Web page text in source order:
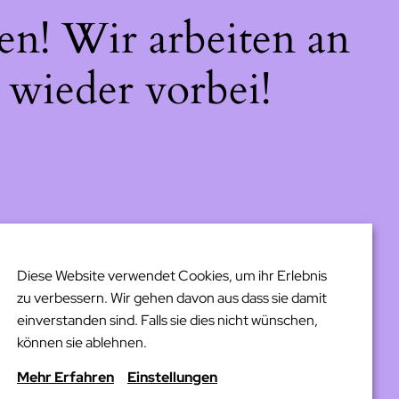
Wir arbeiten an
vorbei!
Diese Website verwendet Cookies, um ihr Erlebnis
zu verbessern. Wir gehen davon aus dass sie damit
einverstanden sind. Falls sie dies nicht wünschen,
können sie ablehnen.
Mehr Erfahren
Einstellungen